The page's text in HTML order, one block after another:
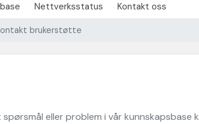
Nettverksstatus Kontakt oss
brukerstøtte
eller problem i vår kunnskapsbase